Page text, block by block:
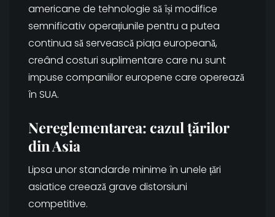
americane de tehnologie să își modifice
semnificativ operațiunile pentru a putea
continua să servească piața europeană,
creând costuri suplimentare care nu sunt
impuse companiilor europene care operează
în SUA.
Nereglementarea: cazul țărilor
din Asia
Lipsa unor standarde minime în unele țări
asiatice creează grave distorsiuni
competitive.